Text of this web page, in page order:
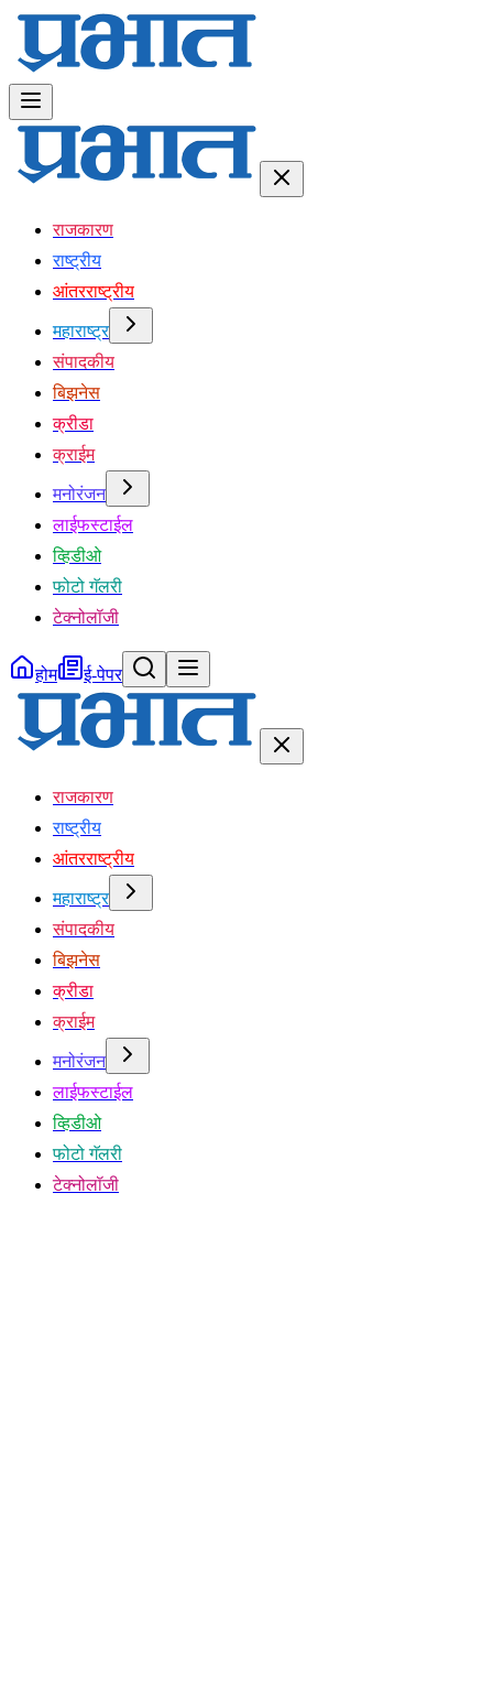
राजकारण
राष्ट्रीय
आंतरराष्ट्रीय
महाराष्ट्र
संपादकीय
बिझनेस
क्रीडा
क्राईम
मनोरंजन
लाईफस्टाईल
व्हिडीओ
फोटो गॅलरी
टेक्नोलॉजी
होम ई-पेपर
राजकारण
राष्ट्रीय
आंतरराष्ट्रीय
महाराष्ट्र
संपादकीय
बिझनेस
क्रीडा
क्राईम
मनोरंजन
लाईफस्टाईल
व्हिडीओ
फोटो गॅलरी
टेक्नोलॉजी